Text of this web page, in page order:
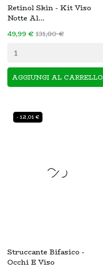
Retinol Skin - Kit Viso
Notte Al...
49,99 €131,80 €
AGGIUNGI AL CARRELLO
Struccante Bifasico -
Occhi E Viso
- 12,01 €